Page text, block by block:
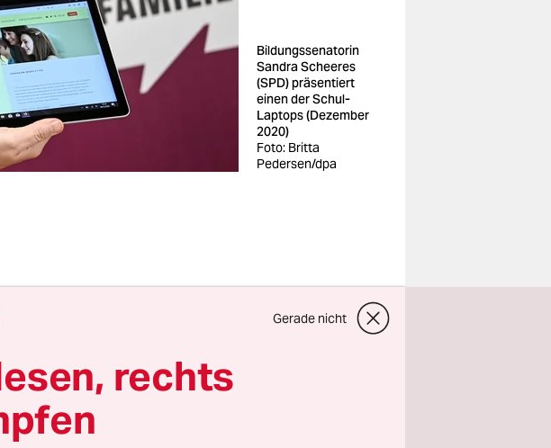
Bildungssenatorin
Sandra Scheeres
(SPD) präsentiert
einen der Schul-
Laptops (Dezember
2020)
Foto: Britta
Pedersen/dpa
eine enorme Belastung.
die elementaren
Unterricht haben:
Viele Geflüchtete
Monate nach Beginn
kein
Gerade nicht
rechts